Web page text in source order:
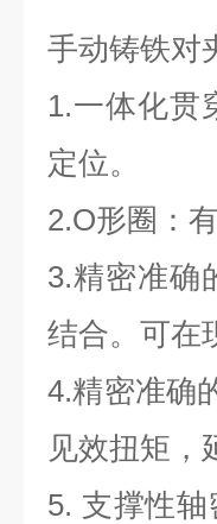
手动铸铁对
1.一体化贯
定位。
2.O形圈：
3.精密准确
结合。可在
4.精密准确
见效扭矩，
5. 支撑性